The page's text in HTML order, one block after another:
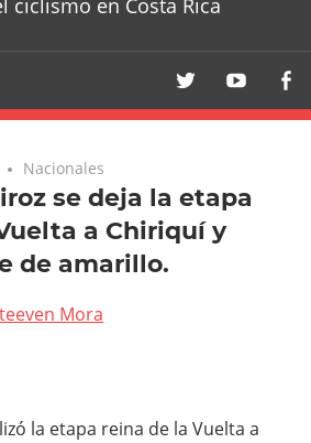
ciclismo en Costa Rica
Nacionales
se deja la etapa
a Chiriquí y
de amarillo.
Mora
la etapa reina de la Vuelta a